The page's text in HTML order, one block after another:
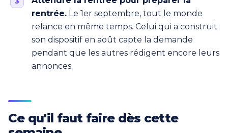
rentrée. Le 1er septembre, tout le monde
relance en même temps. Celui qui a construit
son dispositif en août capte la demande
pendant que les autres rédigent encore leurs
annonces.
Ce qu'il faut faire dès cette